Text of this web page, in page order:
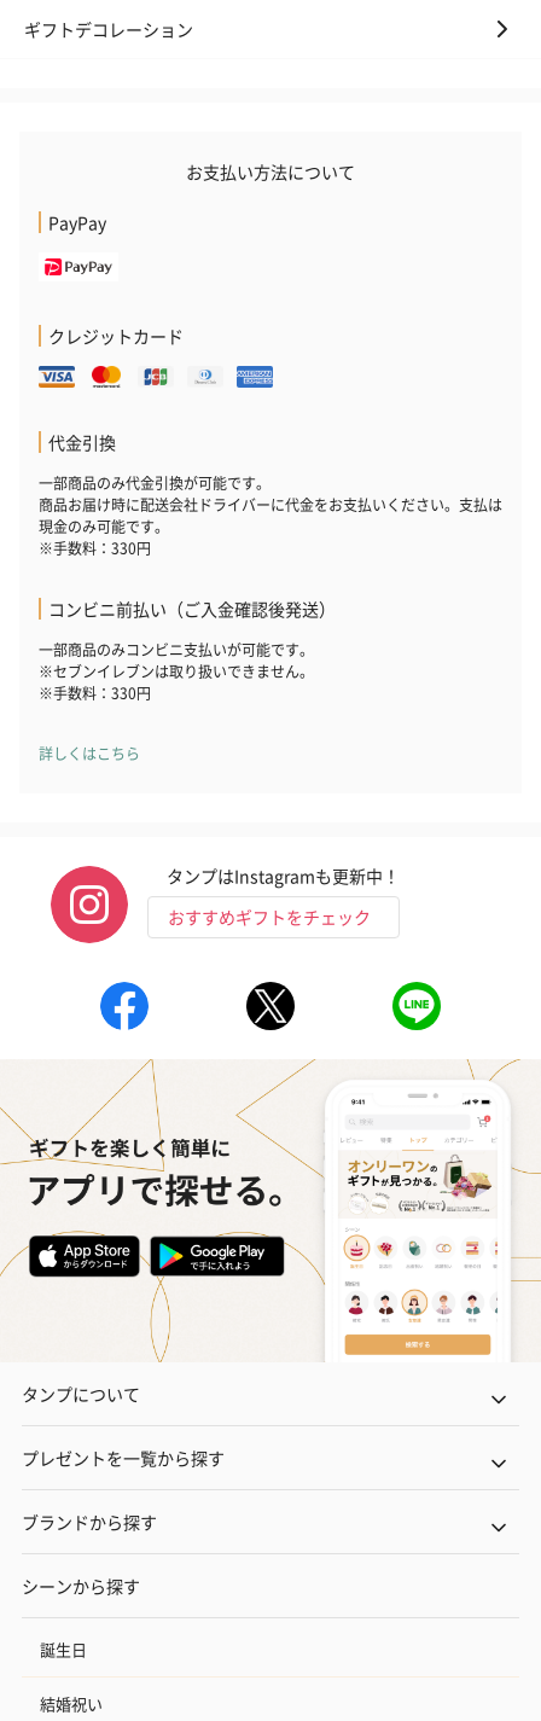
おつまみ・その他
お酒にぴったりのおつまみ・サプリを同梱してお届けいたしま
いぶりがっことチーズ
のオイル漬（981円）
ギフトデコレーション
お支払い方法について
PayPay
クレジットカード
代金引換
一部商品のみ代金引換が可能です。
商品お届け時に配送会社ドライバーに代金をお支払いください。支払は
現金のみ可能です。
※手数料：330円
コンビニ前払い（ご入金確認後発送）
一部商品のみコンビニ支払いが可能です。
※セブンイレブンは取り扱いできません。
※手数料：330円
詳しくはこちら
タンプはInstagramも更新中！
おすすめギフトをチェック
タンプについて
プレゼントを一覧から探す
ブランドから探す
シーンから探す
誕生日
結婚祝い